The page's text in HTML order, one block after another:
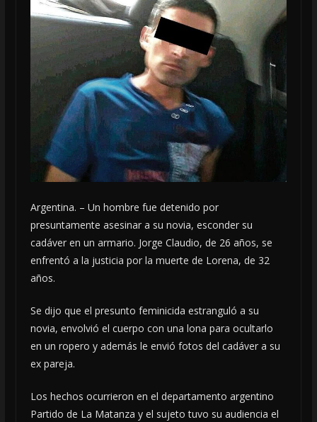
Argentina. – Un hombre fue detenido por
presuntamente asesinar a su novia, esconder su
cadáver en un armario. Jorge Claudio, de 26 años, se
enfrentó a la justicia por la muerte de Lorena, de 32
años.
Se dijo que el presunto feminicida estranguló a su
novia, envolvió el cuerpo con una lona para ocultarlo
en un ropero y además le envió fotos del cadáver a su
ex pareja.
Los hechos ocurrieron en el departamento argentino
Partido de La Matanza y el sujeto tuvo su audiencia el